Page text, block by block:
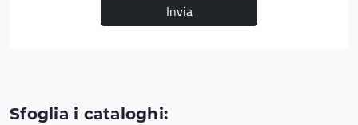
Invia
Sfoglia i cataloghi: